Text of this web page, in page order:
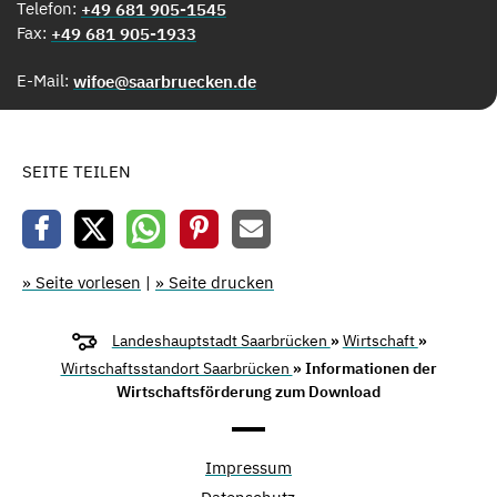
Telefon: +49 681 905-1545
Fax: +49 681 905-1933
E-Mail: wifoe@saarbruecken.de
SEITE TEILEN
» Seite vorlesen | » Seite drucken
Landeshauptstadt Saarbrücken »Wirtschaft »
Wirtschaftsstandort Saarbrücken » Informationen der
Wirtschaftsförderung zum Download
Impressum